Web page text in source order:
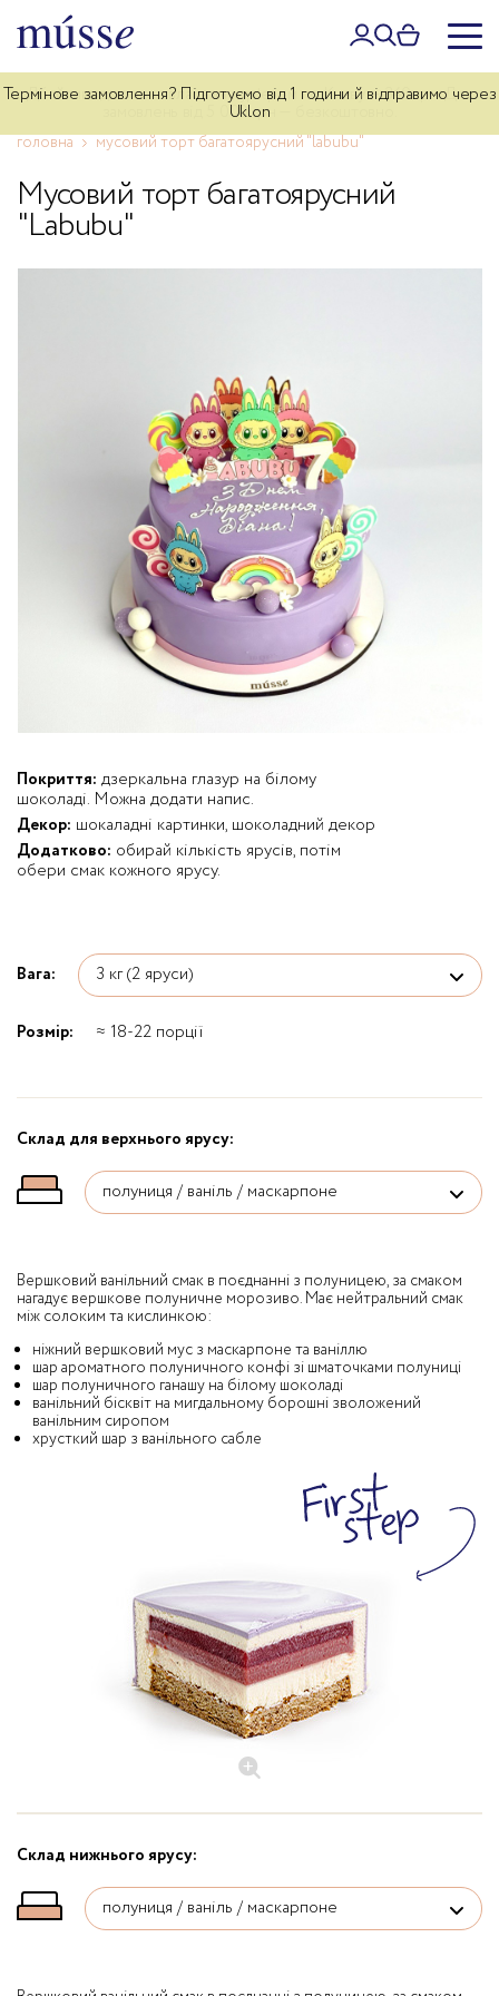
Дбайлива доставка власним курʼєром по Києву — 340 грн. Для
замовлень від 5 000 грн — безкоштовно.
Термінове замовлення? Підготуємо від 1 години й відправимо через
Uklon
головна мусовий торт багатоярусний "labubu"
Мусовий торт багатоярусний
"Labubu"
Покриття: дзеркальна глазур на білому
шоколаді. Можна додати напис.
Декор: шокаладні картинки, шоколадний декор
Додатково: обирай кількість ярусів, потім
обери смак кожного ярусу.
Вага:
Розмір: ≈ 18-22 порції
Склад для верхнього ярусу:
Вершковий ванільний смак в поєднанні з полуницею, за смаком
нагадує вершкове полуничне морозиво. Має нейтральний смак
між солоким та кислинкою:
ніжний вершковий мус з маскарпоне та ваніллю
шар ароматного полуничного конфі зі шматочками полуниці
шар полуничного ганашу на білому шоколаді
ванільний бісквіт на мигдальному борошні зволожений
ванільним сиропом
хрусткий шар з ванільного сабле
Склад нижнього ярусу: